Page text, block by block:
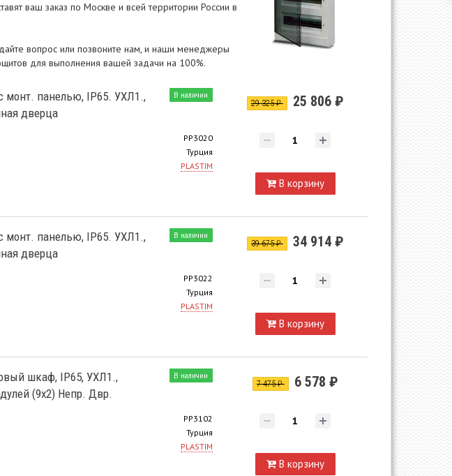
ваш заказ по Москве и всей территории России в
вопрос или позвоните нам, и наши менеджеры
для выполнения вашей задачи на 100%.
В наличии
монт. панелью, IP65. УХЛ1.,
дверца
PP3020
Турция
PLASTIM
29 325 ₽ 25 806 ₽
В корзину
В наличии
монт. панелью, IP65. УХЛ1.,
дверца
PP3022
Турция
PLASTIM
39 675 ₽ 34 914 ₽
В корзину
В наличии
шкаф, IP65, УХЛ1.,
(9х2) Непр. Двр.
PP3102
Турция
PLASTIM
7 475 ₽ 6 578 ₽
В корзину